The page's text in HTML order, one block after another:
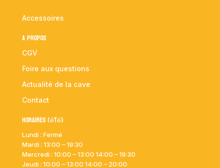
Accessoires
A propos
CGV
Foire aux questions
Actualité de la cave
Contact
Horaires (été)
Lundi : Fermé
Mardi : 13:00 – 19:30
Mercredi : 10:00 – 13:00 14:00 – 19:30
Jeudi : 10:00 – 13:00 14:00 – 20:00